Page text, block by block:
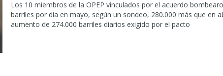
Los 10 miembros de la OPEP vinculados por el acuerdo
barriles por día en mayo, según un sondeo, 280.000 más que en
aumento de 274.000 barriles diarios exigido por el pacto